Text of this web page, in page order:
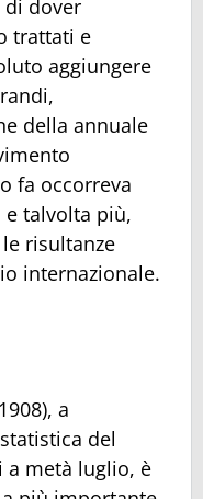
di dover
trattati e
aggiungere
della annuale
fa occorreva
talvolta più,
risultanze
internazionale.
a
del
a metà luglio, è